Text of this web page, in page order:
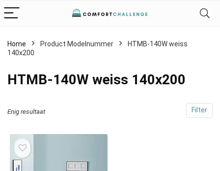
Home Product Modelnummer
‎HTMB-140W weiss
140x200
‎HTMB-140W weiss 140x200
Filter
Enig resultaat